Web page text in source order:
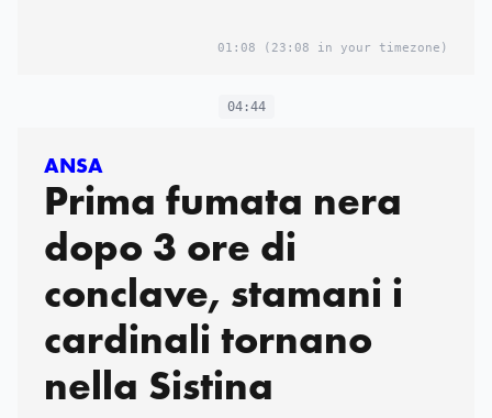
01:08 (23:08 in your timezone)
04:44
ANSA
Prima fumata nera
dopo 3 ore di
conclave, stamani i
cardinali tornano
nella Sistina